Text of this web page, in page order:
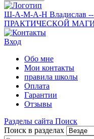
Ш-А-М-А-Н Владислав
ПРАКТИЧЕСКОЙ
Вход
Обо мне
Мои контакты
правила школы
Оплата
Гарантии
Отзывы
Разделы сайта Поиск
Поиск в разделах